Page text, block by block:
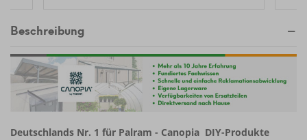
Beschreibung
Deutschlands Nr. 1 für Palram - Canopia DIY-Produkte